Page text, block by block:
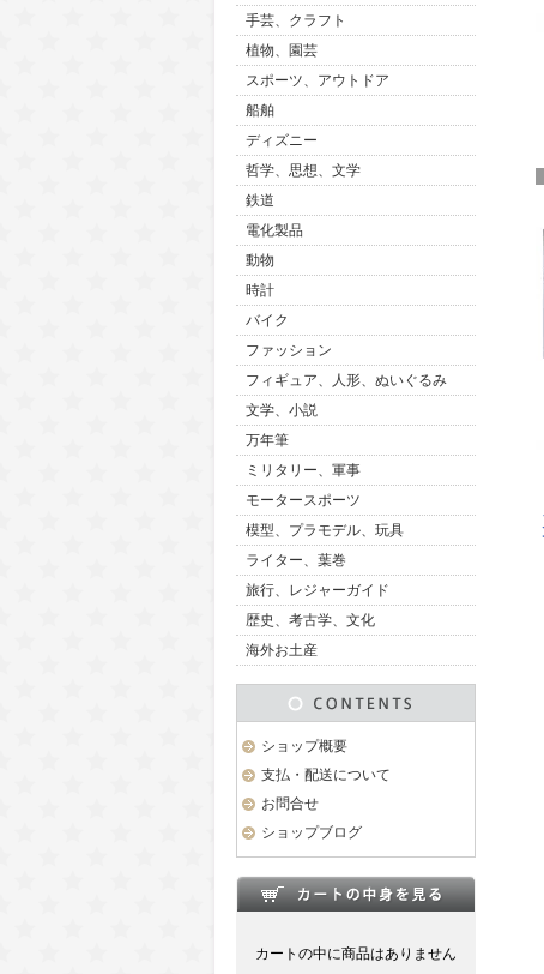
手芸、クラフト
植物、園芸
スポーツ、アウトドア
船舶
ディズニー
哲学、思想、文学
鉄道
電化製品
動物
時計
バイク
ファッション
フィギュア、人形、ぬいぐるみ
文学、小説
万年筆
ミリタリー、軍事
モータースポーツ
模型、プラモデル、玩具
ライター、葉巻
旅行、レジャーガイド
歴史、考古学、文化
海外お土産
ショップ概要
支払・配送について
お問合せ
ショップブログ
カートの中に商品はありません